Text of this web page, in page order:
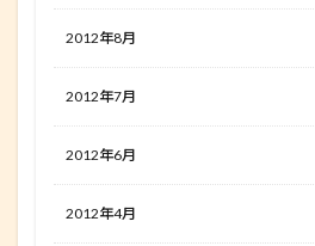
2012年8月
2012年7月
2012年6月
2012年4月